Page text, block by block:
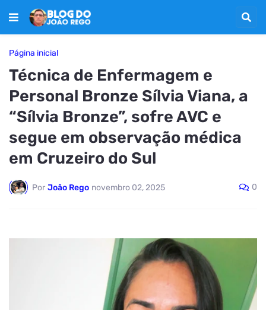
Página inicial
Técnica de Enfermagem e
Personal Bronze Sílvia Viana, a
“Sílvia Bronze”, sofre AVC e
segue em observação médica
em Cruzeiro do Sul
Por João Rego novembro 02, 2025 0